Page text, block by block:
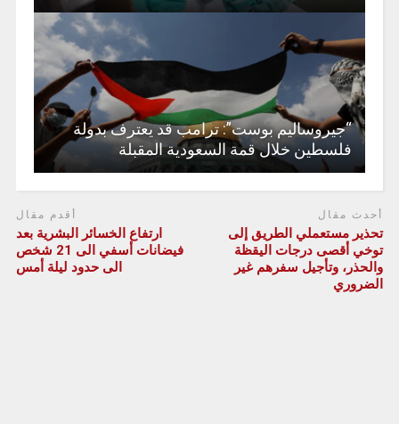
“جيروساليم بوست”: ترامب قد يعترف بدولة
فلسطين خلال قمة السعودية المقبلة
أحدث مقال
تحذير مستعملي الطريق إلى
توخي أقصى درجات اليقظة
والحذر، وتأجيل سفرهم غير
الضروري
أقدم مقال
ارتفاع الخسائر البشرية بعد
فيضانات أسفي الى 21 شخص
الى حدود ليلة أمس